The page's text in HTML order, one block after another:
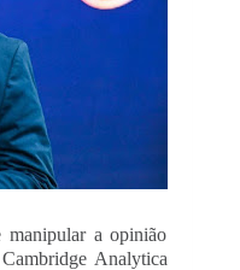
manipular a opinião
Analytica